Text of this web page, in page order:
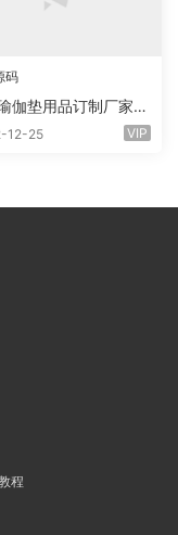
码
伽垫用品订制厂家网
易优模板(pc+wa
12-25 VIP
程